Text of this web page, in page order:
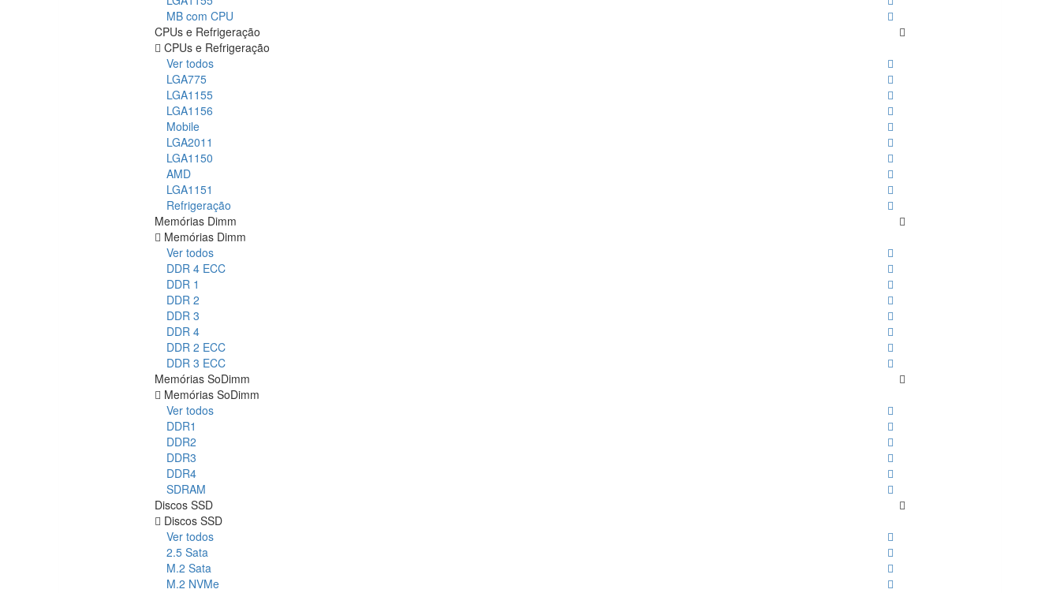
MB com CPU
CPUs e Refrigeração
CPUs e Refrigeração
Ver todos
LGA775
LGA1155
LGA1156
Mobile
LGA2011
LGA1150
AMD
LGA1151
Refrigeração
Memórias Dimm
Memórias Dimm
Ver todos
DDR 4 ECC
DDR 1
DDR 2
DDR 3
DDR 4
DDR 2 ECC
DDR 3 ECC
Memórias SoDimm
Memórias SoDimm
Ver todos
DDR1
DDR2
DDR3
DDR4
SDRAM
Discos SSD
Discos SSD
Ver todos
2.5 Sata
M.2 Sata
M.2 NVMe